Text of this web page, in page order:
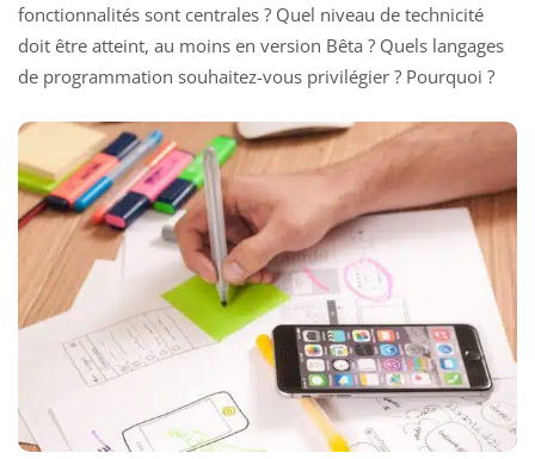
fonctionnalités sont centrales ? Quel niveau de technicité
doit être atteint, au moins en version Bêta ? Quels langages
de programmation souhaitez-vous privilégier ? Pourquoi ?